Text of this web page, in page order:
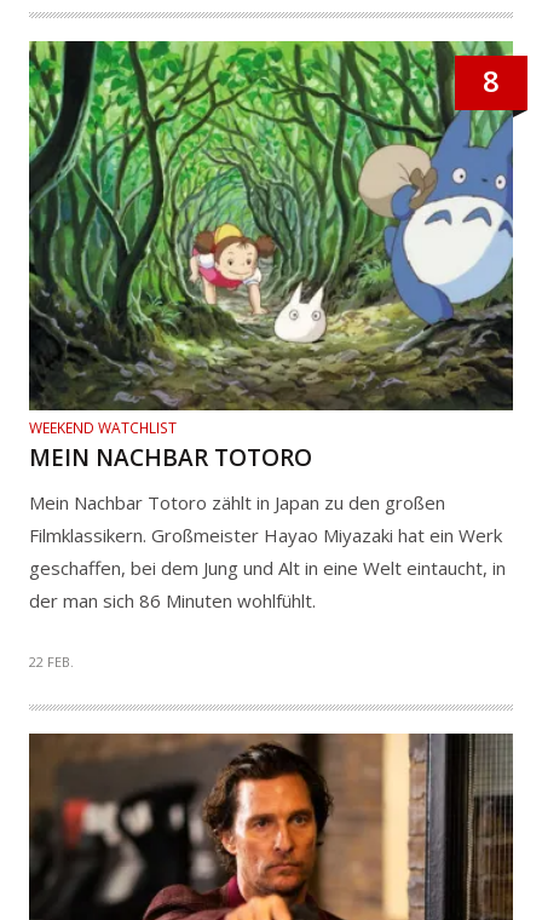
8
WEEKEND WATCHLIST
MEIN NACHBAR TOTORO
Mein Nachbar Totoro zählt in Japan zu den großen
Filmklassikern. Großmeister Hayao Miyazaki hat ein Werk
geschaffen, bei dem Jung und Alt in eine Welt eintaucht, in
der man sich 86 Minuten wohlfühlt.
22 FEB.